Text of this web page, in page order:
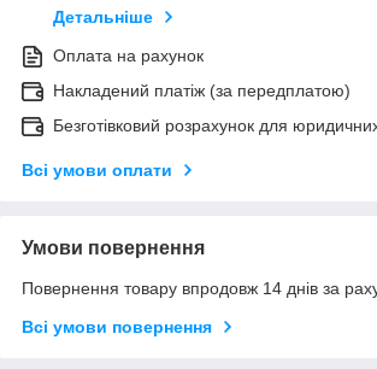
Детальніше
Оплата на рахунок
Накладений платіж (за передплатою)
Безготівковий розрахунок для
Всі умови оплати
Умови повернення
Повернення товару впродовж 14 днів за
Всі умови повернення